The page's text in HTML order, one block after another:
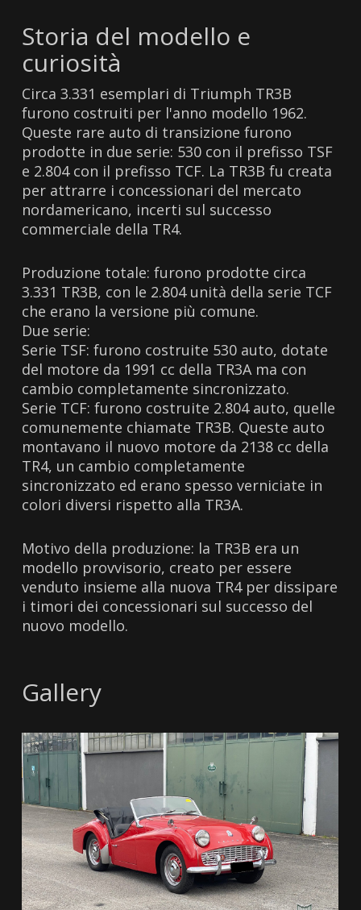
Storia del modello e
curiosità
Circa 3.331 esemplari di Triumph TR3B
furono costruiti per l'anno modello 1962.
Queste rare auto di transizione furono
prodotte in due serie: 530 con il prefisso TSF
e 2.804 con il prefisso TCF. La TR3B fu creata
per attrarre i concessionari del mercato
nordamericano, incerti sul successo
commerciale della TR4.
Produzione totale: furono prodotte circa
3.331 TR3B, con le 2.804 unità della serie TCF
che erano la versione più comune.
Due serie:
Serie TSF: furono costruite 530 auto, dotate
del motore da 1991 cc della TR3A ma con
cambio completamente sincronizzato.
Serie TCF: furono costruite 2.804 auto, quelle
comunemente chiamate TR3B. Queste auto
montavano il nuovo motore da 2138 cc della
TR4, un cambio completamente
sincronizzato ed erano spesso verniciate in
colori diversi rispetto alla TR3A.
Motivo della produzione: la TR3B era un
modello provvisorio, creato per essere
venduto insieme alla nuova TR4 per dissipare
i timori dei concessionari sul successo del
nuovo modello.
Gallery